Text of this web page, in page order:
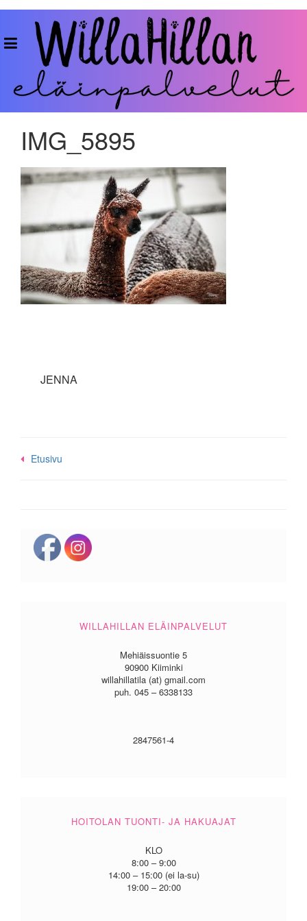
Skip
WillaHillan
Eläinpalvelut
IMG_5895
JENNA
Post
Etusivu
WILLAHILLAN ELÄINPALVELUT
Mehiäissuontie 5
90900 Kiiminki
willahillatila (at) gmail.com
puh. 045 – 6338133
2847561-4
HOITOLAN TUONTI- JA HAKUAJAT
KLO
8:00 – 9:00
14:00 – 15:00 (ei la-su)
19:00 – 20:00